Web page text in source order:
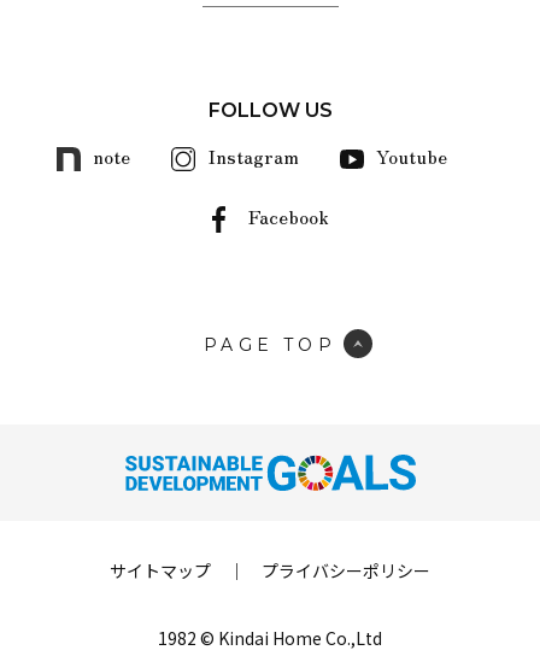
FOLLOW US
note Instagram Youtube
Facebook
PAGE TOP
サイトマップ ｜ プライバシーポリシー
1982 © Kindai Home Co.,Ltd